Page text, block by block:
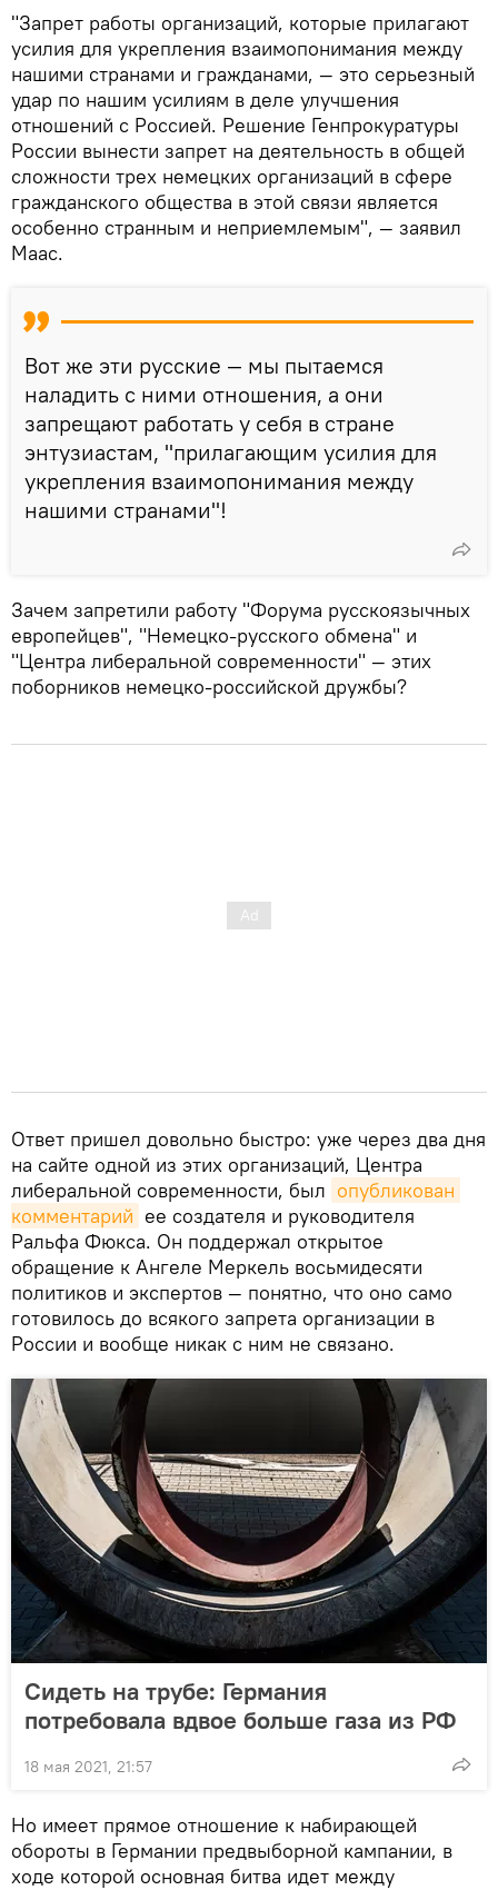
"Запрет работы организаций, которые прилагают
усилия для укрепления взаимопонимания между
нашими странами и гражданами, — это серьезный
удар по нашим усилиям в деле улучшения
отношений с Россией. Решение Генпрокуратуры
России вынести запрет на деятельность в общей
сложности трех немецких организаций в сфере
гражданского общества в этой связи является
особенно странным и неприемлемым", — заявил
Маас.
Вот же эти русские — мы пытаемся
наладить с ними отношения, а они
запрещают работать у себя в стране
энтузиастам, "прилагающим усилия для
укрепления взаимопонимания между
нашими странами"!
Зачем запретили работу "Форума русскоязычных
европейцев", "Немецко-русского обмена" и
"Центра либеральной современности" — этих
поборников немецко-российской дружбы?
Ответ пришел довольно быстро: уже через два дня
на сайте одной из этих организаций, Центра
либеральной современности, был опубликован
комментарий ее создателя и руководителя
Ральфа Фюкса. Он поддержал открытое
обращение к Ангеле Меркель восьмидесяти
политиков и экспертов — понятно, что оно само
готовилось до всякого запрета организации в
России и вообще никак с ним не связано.
Сидеть на трубе: Германия
потребовала вдвое больше газа из РФ
18 мая 2021, 21:57
Но имеет прямое отношение к набирающей
обороты в Германии предвыборной кампании, в
ходе которой основная битва идет между